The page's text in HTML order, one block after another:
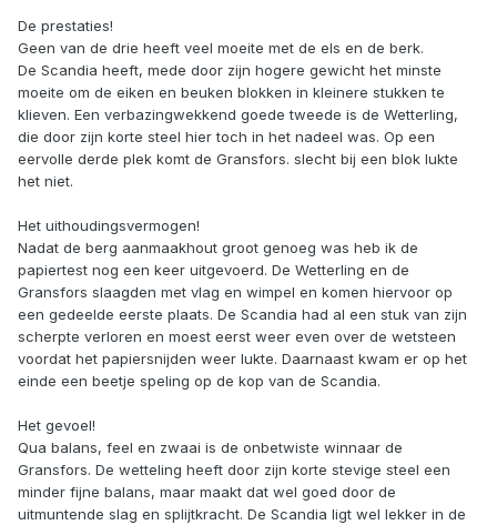
De prestaties!
Geen van de drie heeft veel moeite met de els en de berk.
De Scandia heeft, mede door zijn hogere gewicht het minste
moeite om de eiken en beuken blokken in kleinere stukken te
klieven. Een verbazingwekkend goede tweede is de Wetterling,
die door zijn korte steel hier toch in het nadeel was. Op een
eervolle derde plek komt de Gransfors. slecht bij een blok lukte
het niet.
Het uithoudingsvermogen!
Nadat de berg aanmaakhout groot genoeg was heb ik de
papiertest nog een keer uitgevoerd. De Wetterling en de
Gransfors slaagden met vlag en wimpel en komen hiervoor op
een gedeelde eerste plaats. De Scandia had al een stuk van zijn
scherpte verloren en moest eerst weer even over de wetsteen
voordat het papiersnijden weer lukte. Daarnaast kwam er op het
einde een beetje speling op de kop van de Scandia.
Het gevoel!
Qua balans, feel en zwaai is de onbetwiste winnaar de
Gransfors. De wetteling heeft door zijn korte stevige steel een
minder fijne balans, maar maakt dat wel goed door de
uitmuntende slag en splijtkracht. De Scandia ligt wel lekker in de